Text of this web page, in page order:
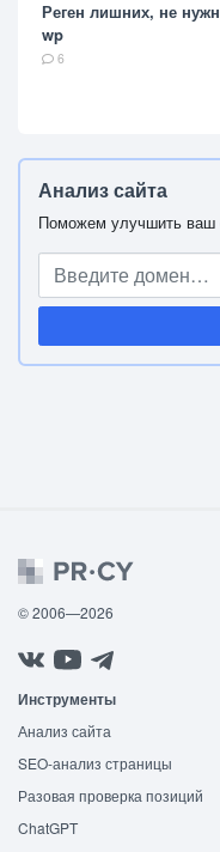
Реген лишних, не
wp
6
Анализ сайта
Поможем улучшить ваш
© 2006—2026
Инструменты
Анализ сайта
SEO-анализ страницы
Разовая проверка позиций
ChatGPT